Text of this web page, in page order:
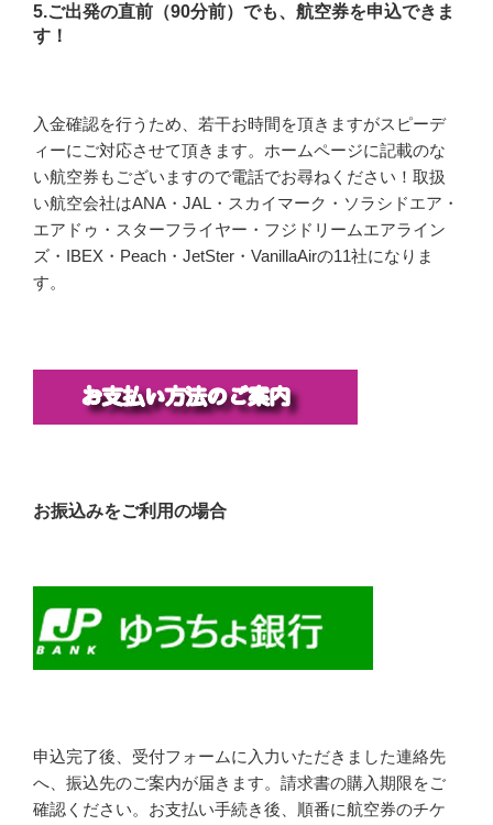
5.ご出発の直前（90分前）でも、航空券を申込できま
す！
入金確認を行うため、若干お時間を頂きますがスピーデ
ィーにご対応させて頂きます。ホームページに記載のな
い航空券もございますので電話でお尋ねください！取扱
い航空会社はANA・JAL・スカイマーク・ソラシドエア・
エアドゥ・スターフライヤー・フジドリームエアライン
ズ・IBEX・Peach・JetSter・VanillaAirの11社になりま
す。
お振込みをご利用の場合
申込完了後、受付フォームに入力いただきました連絡先
へ、振込先のご案内が届きます。請求書の購入期限をご
確認ください。お支払い手続き後、順番に航空券のチケ